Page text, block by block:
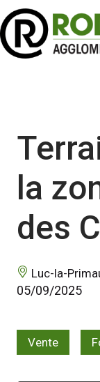
la
des
Luc-la-
05/09/2025
Vente